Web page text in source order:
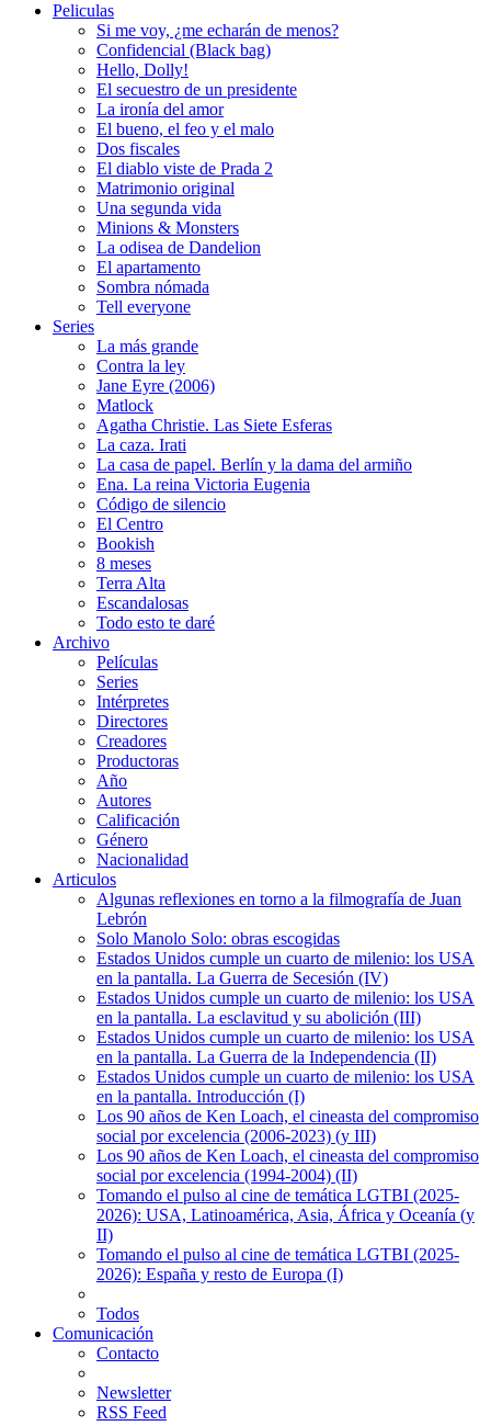
Peliculas
Si me voy, ¿me echarán de menos?
Confidencial (Black bag)
Hello, Dolly!
El secuestro de un presidente
La ironía del amor
El bueno, el feo y el malo
Dos fiscales
El diablo viste de Prada 2
Matrimonio original
Una segunda vida
Minions & Monsters
La odisea de Dandelion
El apartamento
Sombra nómada
Tell everyone
Series
La más grande
Contra la ley
Jane Eyre (2006)
Matlock
Agatha Christie. Las Siete Esferas
La caza. Irati
La casa de papel. Berlín y la dama del armiño
Ena. La reina Victoria Eugenia
Código de silencio
El Centro
Bookish
8 meses
Terra Alta
Escandalosas
Todo esto te daré
Archivo
Películas
Series
Intérpretes
Directores
Creadores
Productoras
Año
Autores
Calificación
Género
Nacionalidad
Articulos
Algunas reflexiones en torno a la filmografía de Juan
Lebrón
Solo Manolo Solo: obras escogidas
Estados Unidos cumple un cuarto de milenio: los USA
en la pantalla. La Guerra de Secesión (IV)
Estados Unidos cumple un cuarto de milenio: los USA
en la pantalla. La esclavitud y su abolición (III)
Estados Unidos cumple un cuarto de milenio: los USA
en la pantalla. La Guerra de la Independencia (II)
Estados Unidos cumple un cuarto de milenio: los USA
en la pantalla. Introducción (I)
Los 90 años de Ken Loach, el cineasta del compromiso
social por excelencia (2006-2023) (y III)
Los 90 años de Ken Loach, el cineasta del compromiso
social por excelencia (1994-2004) (II)
Tomando el pulso al cine de temática LGTBI (2025-
2026): USA, Latinoamérica, Asia, África y Oceanía (y
II)
Tomando el pulso al cine de temática LGTBI (2025-
2026): España y resto de Europa (I)
Todos
Comunicación
Contacto
Newsletter
RSS Feed